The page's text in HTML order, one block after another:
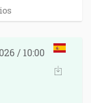
/ 10:00